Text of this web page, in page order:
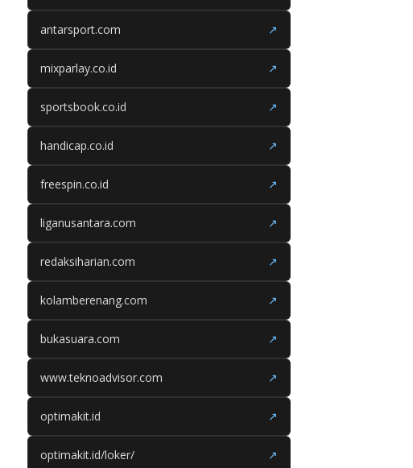
antarsport.com ↗
mixparlay.co.id ↗
sportsbook.co.id ↗
handicap.co.id ↗
freespin.co.id ↗
liganusantara.com ↗
redaksiharian.com ↗
kolamberenang.com ↗
bukasuara.com ↗
www.teknoadvisor.com ↗
optimakit.id ↗
optimakit.id/loker/ ↗